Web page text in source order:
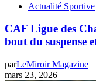
Actualité Sportive
CAF Ligue des
bout du suspense
parLeMiroir Magazine
mars 23, 2026